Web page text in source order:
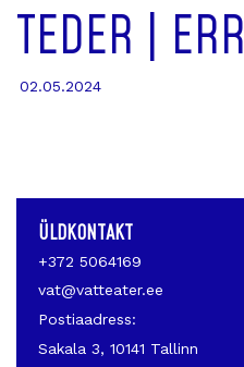
TEDER | ERR
02.05.2024
ÜLDKONTAKT
+372 5064169
vat@vatteater.ee
Postiaadress:
Sakala 3, 10141 Tallinn